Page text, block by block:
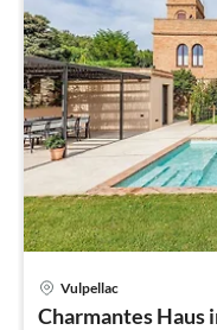
Vulpellac
Charmantes Haus